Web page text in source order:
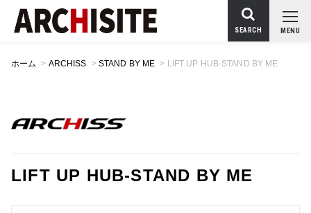
MENU
SEARCH
ホーム > ARCHISS > STAND BY ME > LIFT UP HUB-STAND BY ME
LIFT UP HUB-STAND BY ME